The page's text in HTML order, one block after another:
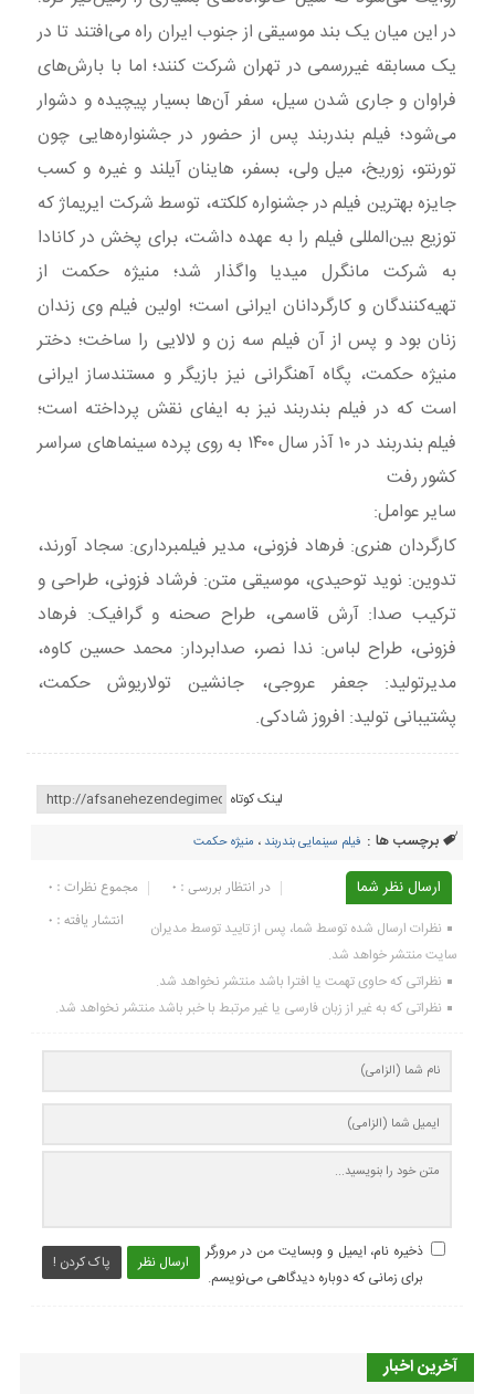
در این میان یک بند موسیقی از جنوب ایران راه می‌افتند تا در
یک مسابقه غیررسمی در تهران شرکت کنند؛ اما با بارش‌های
فراوان و جاری شدن سیل، سفر آن‌ها بسیار پیچیده و دشوار
می‌شود؛ فیلم بندربند پس از حضور در جشنواره‌هایی چون
تورنتو، زوریخ، میل ولی، بسفر، هاینان آیلند و غیره و کسب
جایزه بهترین فیلم در جشنواره کلکته، توسط شرکت ایریماژ که
توزیع بین‌المللی فیلم را به عهده داشت، برای پخش در کانادا
به شرکت مانگرل میدیا واگذار شد؛ منیژه حکمت از
تهیه‌کنندگان و کارگردانان ایرانی است؛ اولین فیلم وی زندان
زنان بود و پس از آن فیلم سه زن و لالایی را ساخت؛ دختر
منیژه حکمت، پگاه آهنگرانی نیز بازیگر و مستندساز ایرانی
است که در فیلم بندربند نیز به ایفای نقش پرداخته است؛
فیلم بندربند در ۱۰ آذر سال ۱۴۰۰ به روی پرده سینماهای سراسر
کشور رفت
سایر عوامل:
کارگردان هنرى: فرهاد فزونى، مدیر فیلمبرداری: سجاد آورند،
تدوین: نوید توحیدی، موسیقی متن: فرشاد فزونی، طراحی و
ترکیب صدا: آرش قاسمی، طراح صحنه و گرافیک: فرهاد
فزونى، طراح لباس: ندا نصر، صدابردار: محمد حسین کاوه،
مدیرتولید: جعفر عروجی، جانشین تولاریوش حکمت،
پشتیبانی تولید: افروز شادکی.
لینک کوتاه
برچسب ها : فیلم سینمایی بندربند ، منیژه حکمت
ارسال نظر شما مجموع نظرات : 0
در انتظار بررسی : 0
انتشار یافته : ۰
نظرات ارسال شده توسط شما، پس از تایید توسط مدیران
سایت منتشر خواهد شد.
نظراتی که حاوی تهمت یا افترا باشد منتشر نخواهد شد.
نظراتی که به غیر از زبان فارسی یا غیر مرتبط با خبر باشد منتشر نخواهد شد.
ارسال نظر پاک کردن !
ذخیره نام، ایمیل و وبسایت من در مرورگر
برای زمانی که دوباره دیدگاهی می‌نویسم.
آخرین اخبار